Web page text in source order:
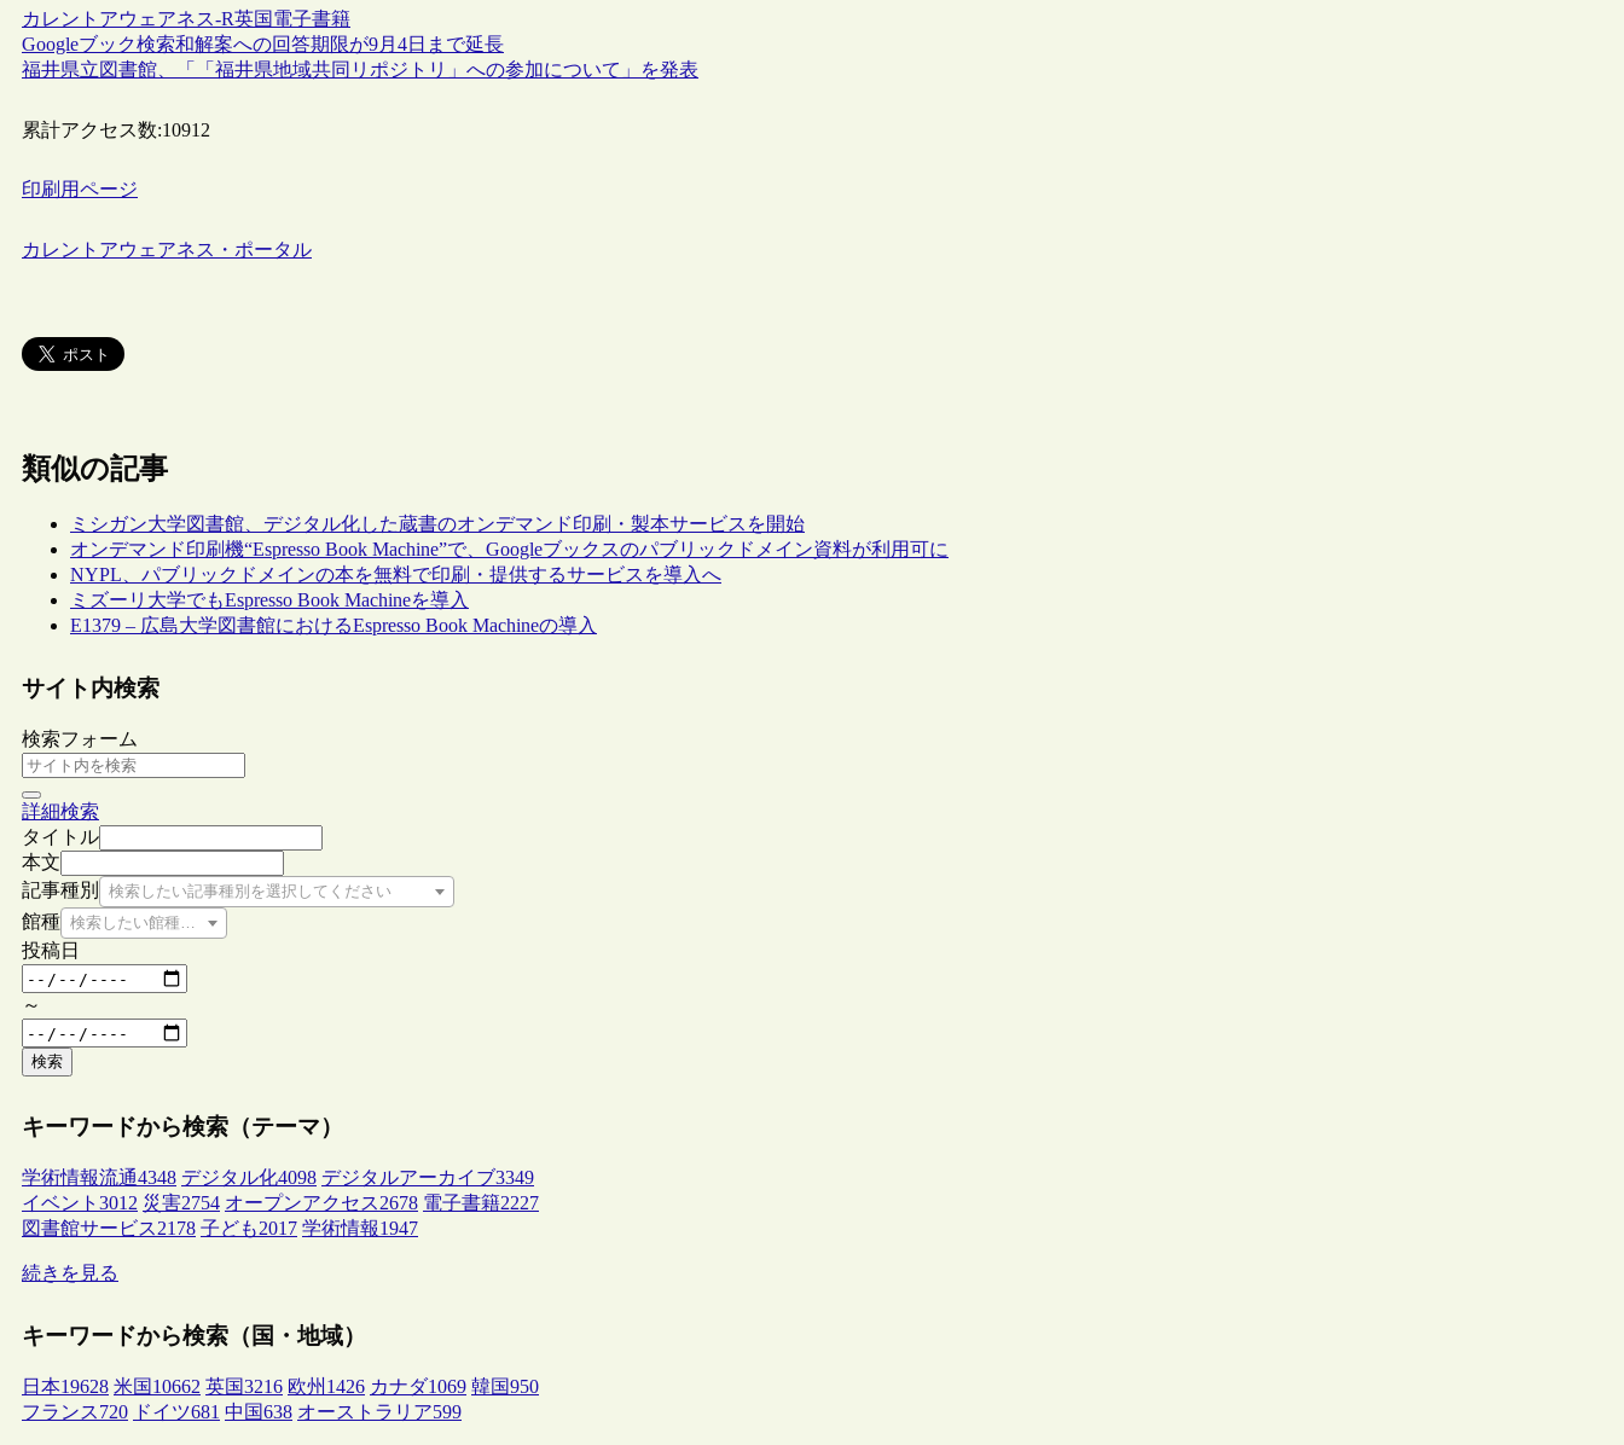
カレントアウェアネス-R英国 電子書籍
Googleブック検索和解案への回答期限が9月4日まで延長
福井県立図書館、「「福井県地域共同リポジトリ」への参加について」を発表
累計アクセス数:10912
印刷用ページ
カレントアウェアネス・ポータル
類似の記事
ミシガン大学図書館、デジタル化した蔵書のオンデマンド印刷・製本サービスを開始
オンデマンド印刷機“Espresso Book Machine”で、Googleブックスのパブリックドメイン資料が利用可に
NYPL、パブリックドメインの本を無料で印刷・提供するサービスを導入へ
ミズーリ大学でもEspresso Book Machineを導入
E1379 – 広島大学図書館におけるEspresso Book Machineの導入
サイト内検索
検索フォーム
詳細検索
タイトル
本文
記事種別
検索したい記事種別を選択してください
館種 検索したい館種を選択してください
投稿日
～
検索
キーワードから検索（テーマ）
学術情報流通4348 デジタル化4098 デジタルアーカイブ3349
イベント 3012 災害2754 オープンアクセス2678 電子書籍2227
図書館サービス2178 子ども2017 学術情報1947
続きを見る
キーワードから検索（国・地域）
日本19628 米国 10662 英国3216 欧州 1426 カナダ1069 韓国950
フランス720 ドイツ681 中国638 オーストラリア599